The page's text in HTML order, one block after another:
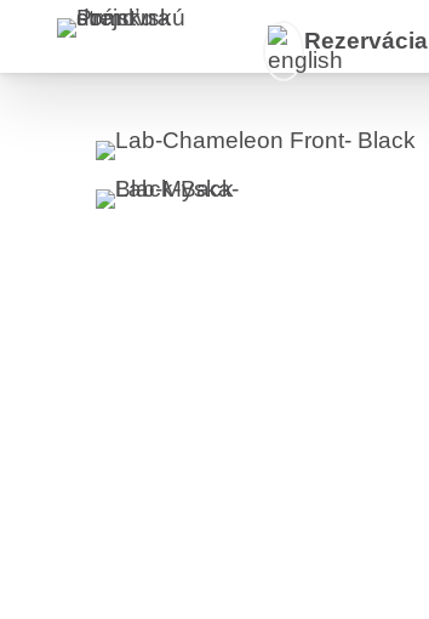
Preskočiť
Rezervácia